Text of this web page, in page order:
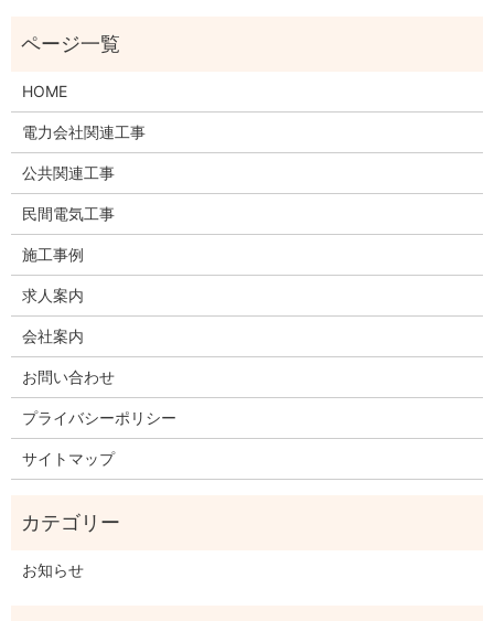
HOME
電力会社関連工事
公共関連工事
民間電気工事
施工事例
求人案内
会社案内
お問い合わせ
プライバシーポリシー
サイトマップ
お知らせ